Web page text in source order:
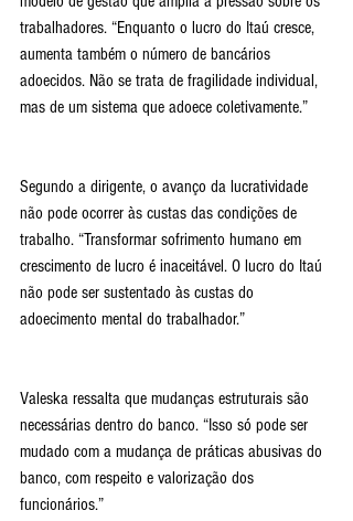
trabalhadores. “Enquanto o lucro do Itaú cresce,
aumenta também o número de bancários
adoecidos. Não se trata de fragilidade individual,
mas de um sistema que adoece coletivamente.”
Segundo a dirigente, o avanço da lucratividade
não pode ocorrer às custas das condições de
trabalho. “Transformar sofrimento humano em
crescimento de lucro é inaceitável. O lucro do Itaú
não pode ser sustentado às custas do
adoecimento mental do trabalhador.”
Valeska ressalta que mudanças estruturais são
necessárias dentro do banco. “Isso só pode ser
mudado com a mudança de práticas abusivas do
banco, com respeito e valorização dos
funcionários.”